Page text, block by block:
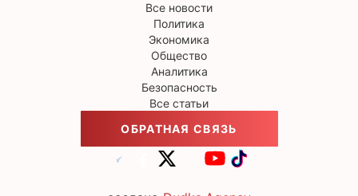
Все новости
Политика
Экономика
Общество
Аналитика
Безопасность
Все статьи
ОБРАТНАЯ СВЯЗЬ